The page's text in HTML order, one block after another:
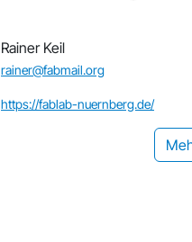
Rainer Keil
rainer@fabmail.org
https://fablab-nuernberg.de/